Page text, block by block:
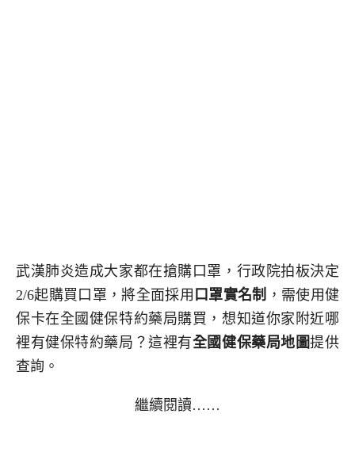
武漢肺炎造成大家都在搶購口罩，行政院拍板決定
2/6起購買口罩，將全面採用 口罩實名制 ，需使用健
保卡在全國健保特約藥局購買，想知道你家附近哪
裡有健保特約藥局？這裡有全國健保藥局地圖提供
查詢。
繼續閱讀……